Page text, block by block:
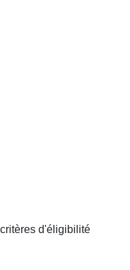
d'éligibilité